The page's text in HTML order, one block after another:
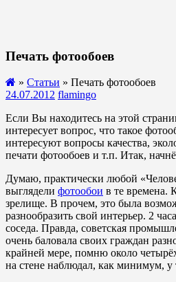
Печать фотообоев
» Статьи » Печать фотообоев
24.07.2012 flamingo
Если Вы находитесь на этой
интересует вопрос, что такое
интересуют вопросы качества,
печати фотообоев и т.п. Итак,
Думаю, практически любой
выглядели фотообои в те времена.
зрелище. В прочем, это была
разнообразить свой интерьер. 2
соседа. Правда, советская
очень баловала своих граждан
крайней мере, помню около
на стене наблюдал, как минимум, у